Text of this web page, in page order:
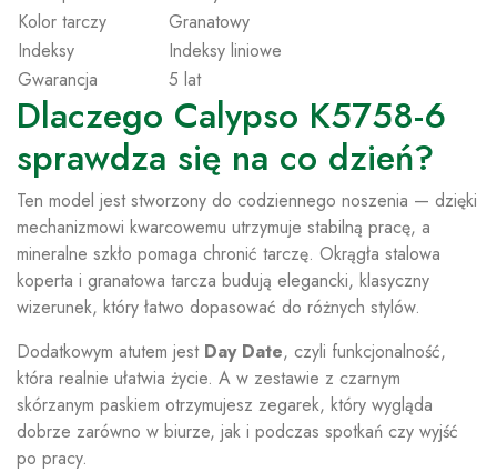
Kolor tarczy
Granatowy
Indeksy
Indeksy liniowe
Gwarancja
5 lat
Dlaczego Calypso K5758-6
sprawdza się na co dzień?
Ten model jest stworzony do codziennego noszenia — dzięki
mechanizmowi kwarcowemu utrzymuje stabilną pracę, a
mineralne szkło pomaga chronić tarczę. Okrągła stalowa
koperta i granatowa tarcza budują elegancki, klasyczny
wizerunek, który łatwo dopasować do różnych stylów.
Dodatkowym atutem jest Day Date, czyli funkcjonalność,
która realnie ułatwia życie. A w zestawie z czarnym
skórzanym paskiem otrzymujesz zegarek, który wygląda
dobrze zarówno w biurze, jak i podczas spotkań czy wyjść
po pracy.